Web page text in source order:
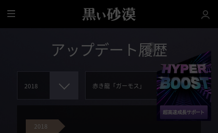
全
体
アップデート履歴
2018